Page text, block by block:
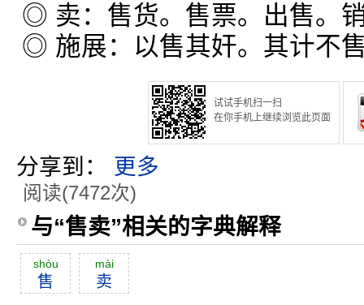
◎ 卖：售货。售票。出售。
◎ 施展：以售其奸。其计不
试试手机扫一扫
在你手机上继续浏览此页面
分享到： 更多
阅读(7472次)
与“售卖”相关的字典解释
shòu
售
mài
卖